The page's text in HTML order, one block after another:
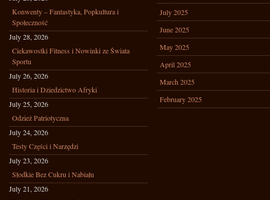
Konwenty – Fantastyka, Popkultura i
Społeczność
July 28, 2026
Ciekawostki Fitness i Nowinki ze Świata
Sportu
July 26, 2026
Historia i Dziedzictwo Afryki
July 25, 2026
Odzież Patriotyczna
July 24, 2026
Testy Części i Narzędzi
July 23, 2026
Słodkie Bez Cukru i Nabiału
July 21, 2026
July 2025
June 2025
May 2025
April 2025
March 2025
February 2025